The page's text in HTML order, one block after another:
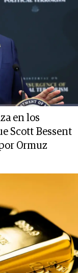
en los
Scott Bessent
Ormuz